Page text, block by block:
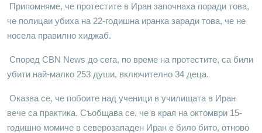
Припомняме, че протестите в Иран започнаха поради това,
че полицаи убиха на 22-годишна иранка заради това, че не
носела правилно хиджаб.
Според CBN News до сега, по време на протестите, са били
убити най-малко 253 души, включително 34 деца.
Оказва се, че побоите над ученици в училищата в Иран
вече са практика. Съобщава се, че в края на октомври 15-
годишно момиче в северозападен Иран е било бито, отново